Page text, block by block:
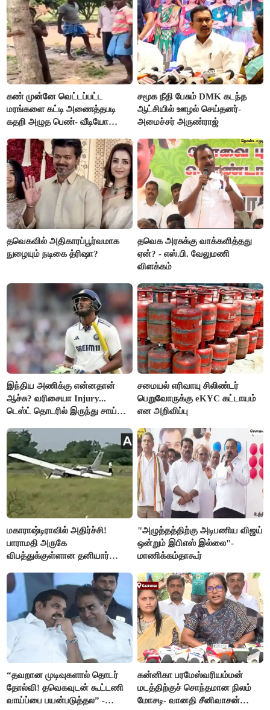
கண் முன்னே வெட்டப்பட்ட
மரங்களை கட்டி அணைத்தபடி
கதறி அழுத பெண்- வீடியோ
சமூக நீதி பேசும் DMK கடந்த
ஆட்சியில் ஊழல் செய்தனர்-
அமைச்சர் அருண்ராஜ்
தவெகவில் அதிகாரப்பூர்வமாக
நுழையும் நடிகை த்ரிஷா?
தவெக அரசுக்கு வாக்களித்தது
ஏன்? - எஸ்.பி. வேலுமணி
விளக்கம்
இந்திய அணிக்கு என்னதான்
ஆச்சு? வரிசையா Injury...
டெஸ்ட் தொடரில் இருந்து சாய்
சமையல் எரிவாயு சிலிண்டர்
பெறுவோருக்கு eKYC கட்டாயம்
என அறிவிப்பு
மகாராஷ்டிராவில் அதிர்ச்சி!
பாராமதி அருகே
விபத்துக்குள்ளான தனியார்
"அழுத்தத்திற்கு அடிபணிய விஜய்
ஒன்றும் இபிஎஸ் இல்லை"-
மாணிக்கம்தாகூர்
“தவறான முடிவுகளால் தொடர்
தோல்வி! தவெகவுடன் கூட்டணி
வாய்ப்பை பயன்படுத்தல” -
கன்னிகா பரமேஸ்வரியம்மன்
மடத்திற்குச் சொந்தமான நிலம்
மோசடி- வானதி சீனிவாசன்